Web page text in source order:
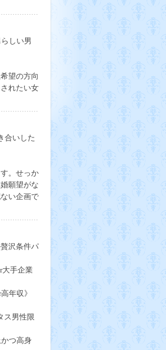
しい男
望の方向
れたい女
合いした
。せっか
願望がな
い企画で
沢条件パ
大手企業
年収》
ス男性限
かつ高身